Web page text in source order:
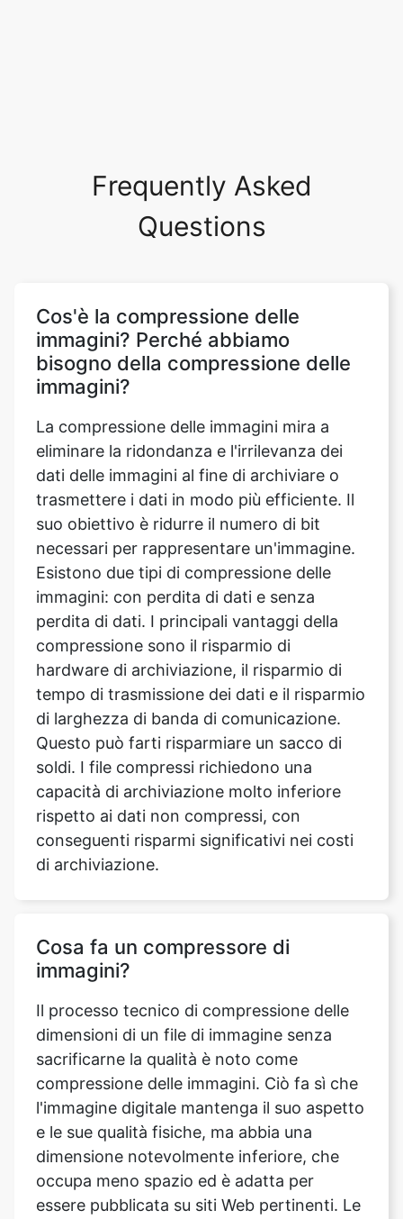
Cos'è la compressione delle
immagini?
La compressione delle immagini mira a
eliminare la ridondanza e l'irrilevanza dei
trasmettere i dati in modo più efficiente. Il
suo obiettivo è ridurre il numero di bit
necessari per rappresentare un'immagine.
Esistono due tipi di compressione delle
immagini: con perdita di dati e senza
perdita di dati. I principali vantaggi della
compressione sono il risparmio di
hardware di archiviazione, il risparmio di
tempo di trasmissione dei dati e il risparmio
di larghezza di banda di comunicazione.
Questo può farti risparmiare un sacco di
soldi. I file compressi richiedono una
capacità di archiviazione molto inferiore
rispetto ai dati non compressi, con
conseguenti risparmi significativi nei costi
di archiviazione.
Cosa fa un compressore di
Il processo tecnico di compressione delle
dimensioni di un file di immagine senza
compressione delle immagini. Ciò fa sì che
l'immagine digitale mantenga il suo aspetto
e le sue qualità fisiche, ma abbia una
dimensione notevolmente inferiore, che
occupa meno spazio ed è adatta per
essere pubblicata su siti Web pertinenti. Le
dimensioni ridotte del file consentono di
salvare l'immagine in modo più economico
ed efficiente, poiché la quantità di spazio di